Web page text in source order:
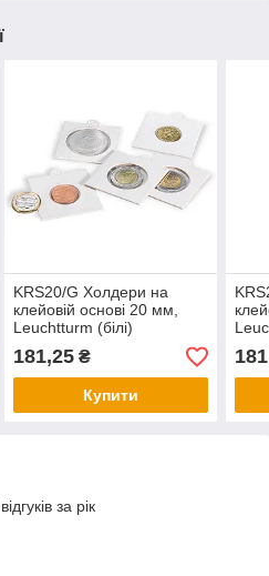
KRS20/G Холдери на
клейовій основі 20 мм,
Leuchtturm (білі)
181,25₴
Купити
за рік